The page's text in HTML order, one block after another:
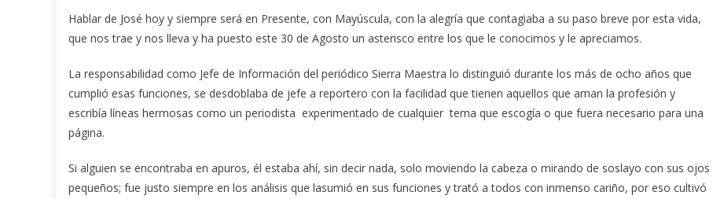
Hablar de José hoy y siempre será en Presente, con Mayúscula, con la alegría que contagiaba a su paso breve por esta vida,
que nos trae y nos lleva y ha puesto este 30 de Agosto un asterisco entre los que le conocimos y le apreciamos.
La responsabilidad como Jefe de Información del periódico Sierra Maestra lo distinguió durante los más de ocho años que
cumplió esas funciones, se desdoblaba de jefe a reportero con la facilidad que tienen aquellos que aman la profesión y
escribía líneas hermosas como un periodista experimentado de cualquier tema que escogía o que fuera necesario para una
página.
Si alguien se encontraba en apuros, él estaba ahí, sin decir nada, solo moviendo la cabeza o mirando de soslayo con sus ojos
pequeños; fue justo siempre en los análisis que lasumió en sus funciones y trató a todos con inmenso cariño, por eso cultivó